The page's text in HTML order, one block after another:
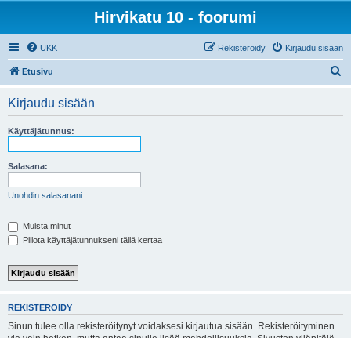
Hirvikatu 10 - foorumi
UKK Kirjaudu sisään
Rekisteröidy
Etusivu
Kirjaudu sisään
Käyttäjätunnus:
Salasana:
Unohdin salasanani
Muista minut
Piilota käyttäjätunnukseni tällä kertaa
REKISTERÖIDY
Sinun tulee olla rekisteröitynyt voidaksesi kirjautua sisään. Rekisteröityminen